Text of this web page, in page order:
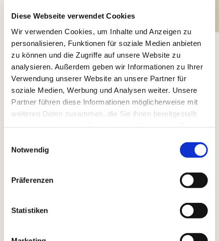
Diese Webseite verwendet Cookies
Wir verwenden Cookies, um Inhalte und Anzeigen zu
personalisieren, Funktionen für soziale Medien anbieten
zu können und die Zugriffe auf unsere Website zu
analysieren. Außerdem geben wir Informationen zu Ihrer
Verwendung unserer Website an unsere Partner für
soziale Medien, Werbung und Analysen weiter. Unsere
Partner führen diese Informationen möglicherweise mit
weiteren Daten zusammen, die Sie ihnen bereitgestellt
Notwendig
Präferenzen
Statistiken
25.10.26
14:30 - 16:30 Uhr